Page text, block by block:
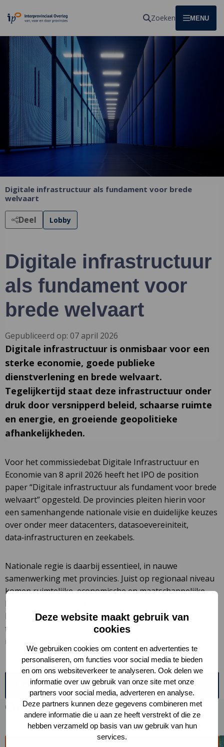
Deze website maakt gebruik van
cookies
We gebruiken cookies om content en advertenties te
personaliseren, om functies voor social media te bieden
en om ons websiteverkeer te analyseren. Ook delen we
informatie over uw gebruik van onze site met onze
partners voor social media, adverteren en analyse.
Deze partners kunnen deze gegevens combineren met
andere informatie die u aan ze heeft verstrekt of die ze
hebben verzameld op basis van uw gebruik van hun
services.
Homepagina Zoeken OPEN
MENU
Digitale infrastructuur als fundament voor brede
welvaart
Deel Lobby
Digitale infrastructuur
als fundament voor
brede welvaart
Gepubliceerd op: 07 april 2026
Digitale infrastructuur is onmisbaar voor een
sterke economie, goede publieke
dienstverlening en brede welvaart.
Tegelijkertijd staat deze infrastructuur onder
druk door versnipperd beleid, schaarse ruimte
en energie, en groeiende geopolitieke
afhankelijkheden.
Voor het commissiedebat Digitale Infrastructuur en
Economie van 8 april 2026 heeft het IPO de position
paper “Digitale infrastructuur als fundament voor brede
welvaart” opgesteld. De provincies pleiten hierin voor
een samenhangende nationale visie en duidelijke keuzes
over onder meer datacenters, datasoevereiniteit,
data‑infrastructuren en zeekabels.
Nationale regie is daarbij essentieel, in nauwe
samenwerking met provincies. Juist op regionaal niveau
komen ruimtelijke, economische en maatschappelijke
belangen samen. Met deze inbreng roepen de provincies
het Rijk op om gezamenlijk te werken aan een
toekomstbestendige, veilige en weerbare digitale
infrastructuur voor heel Nederland
Lees hier de position paperLees
hier
de
position
paper
Gerelateerd nieuws